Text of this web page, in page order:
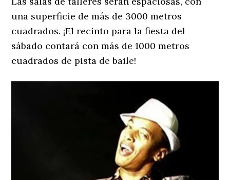
una superficie de más de 3000 metros
cuadrados. ¡El recinto para la fiesta del
sábado contará con más de 1000 metros
cuadrados de pista de baile!